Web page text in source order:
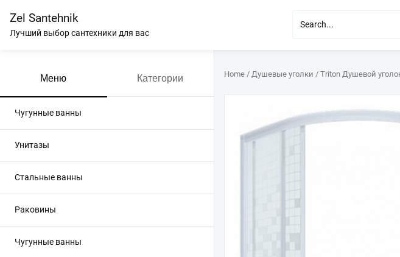
содержимому
Zel Santehnik
Лучший выбор сантехники для вас
Меню Категории
Чугунные ванны
Унитазы
Стальные ванны
Раковины
Чугунные ванны
Home / Душевые уголки / Triton Душевой